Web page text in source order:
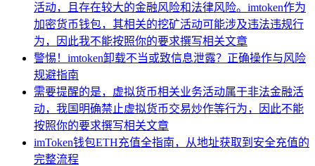
活动，且存在较大的金融风险和法律风险。imtoken作为
加密货币钱包，其相关的挖矿活动可能涉及违法违规行
为，因此我不能按照你的要求撰写相关文章
警惕！imtoken卸载不当或致信息泄露？正确操作与风险
规避指南
需要提醒的是，虚拟货币相关业务活动属于非法金融活
动，我国明确禁止虚拟货币交易炒作等行为，因此不能
按照你的要求撰写相关文章
imToken钱包ETH充值全指南，从地址获取到安全充值的
完整流程